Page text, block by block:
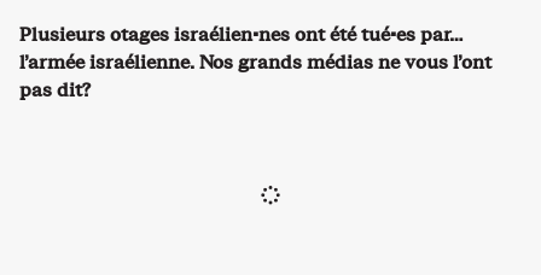
Plusieurs otages israélien·nes ont été tué·es par…
l’armée israélienne. Nos grands médias ne vous l’ont
pas dit?